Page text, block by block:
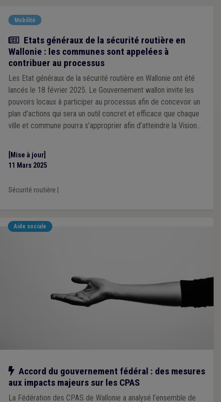
Mobilité
Actualité
Etats généraux de la sécurité routière en
Wallonie : les communes sont appelées à
contribuer au processus
Les Etat généraux de la sécurité routière en Wallonie ont été
lancés le 18 février 2025. Le Gouvernement wallon invite les
pouvoirs locaux à participer au processus afin de concevoir un
plan d’actions qui sera un outil concret et efficace que chaque
ville et commune pourra s’approprier afin d’atteindre la Vision
[Mise à jour]
11 Mars 2025
Sécurité routière
Aide sociale
Notre action
Accord du gouvernement fédéral : des mesures
aux impacts majeurs sur les CPAS
La Fédération des CPAS de Wallonie a analysé l’ensemble de